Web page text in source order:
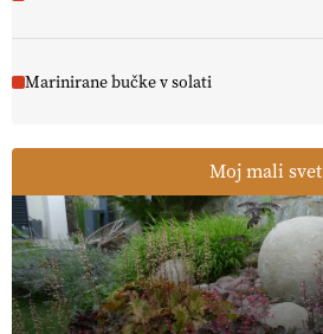
Marinirane bučke v solati
Moj mali svet